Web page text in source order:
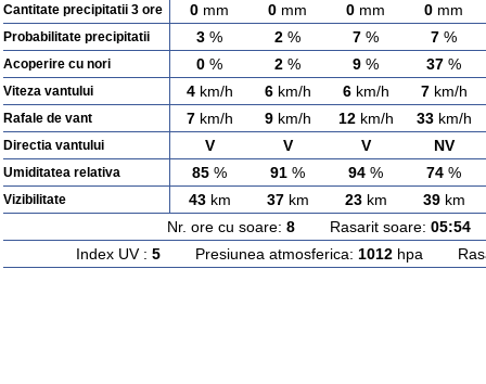
Cantitate precipitatii 3 ore 0 mm 0 mm 0 mm 0 mm
Probabilitate precipitatii 3 % 2 % 7 % 7 %
Acoperire cu nori 0 % 2 % 9 % 37 %
Viteza vantului 4km/h 6km/h 6km/h 7km/h
Rafale de vant 7km/h 9km/h 12km/h 33km/h
Directia vantului V V V NV
Umiditatea relativa 85 % 91 % 94 % 74 %
Vizibilitate 43km 37km 23km 39km
Nr. ore cu soare: 8Rasarit soare: 05:54
Index UV : 5 Presiunea atmosferica: 1012 hpa